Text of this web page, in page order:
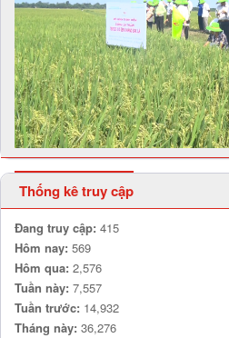
Thống kê truy cập
Đang truy cập: 415
Hôm nay: 569
Hôm qua: 2,576
Tuần này: 7,557
Tuần trước: 14,932
Tháng này: 36,276